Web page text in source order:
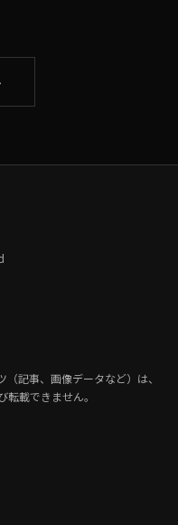
記事、画像データなど）は、
転載できません。